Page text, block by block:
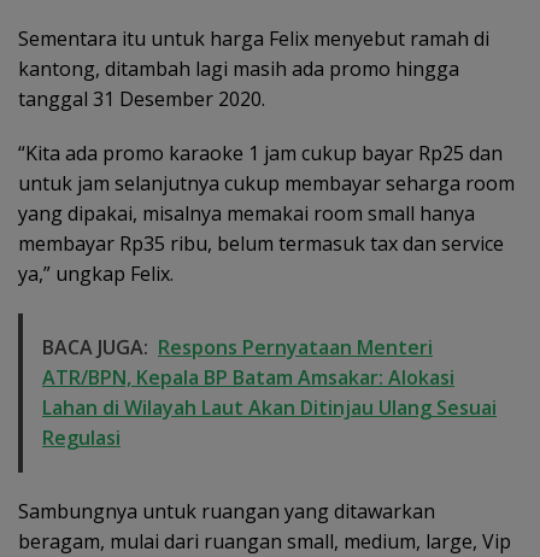
Sementara itu untuk harga Felix menyebut ramah di
kantong, ditambah lagi masih ada promo hingga
tanggal 31 Desember 2020.
“Kita ada promo karaoke 1 jam cukup bayar Rp25 dan
untuk jam selanjutnya cukup membayar seharga room
yang dipakai, misalnya memakai room small hanya
membayar Rp35 ribu, belum termasuk tax dan service
ya,” ungkap Felix.
BACA JUGA: Respons Pernyataan Menteri
ATR/BPN, Kepala BP Batam Amsakar: Alokasi
Lahan di Wilayah Laut Akan Ditinjau Ulang Sesuai
Regulasi
Sambungnya untuk ruangan yang ditawarkan
beragam, mulai dari ruangan small, medium, large, Vip